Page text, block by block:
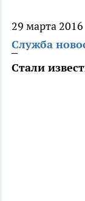
29 марта 2016
Служба
Стали